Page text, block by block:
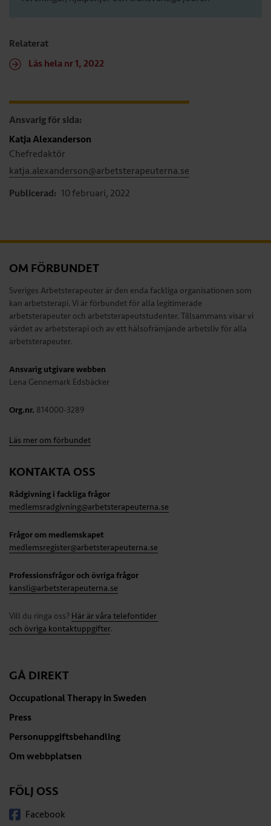
Relaterat
Läs hela nr 1, 2022
Ansvarig för sida:
Katja Alexanderson
Chefredaktör
katja.alexanderson@arbetsterapeuterna.se
Publicerad: 10 februari, 2022
OM FÖRBUNDET
Sveriges Arbetsterapeuter är den enda fackliga organisationen som
kan arbetsterapi. Vi är förbundet för alla legitimerade
arbetsterapeuter och arbetsterapeutstudenter. Tillsammans visar vi
värdet av arbetsterapi och av ett hälsofrämjande arbetsliv för alla
arbetsterapeuter.
Ansvarig utgivare webben
Lena Gennemark Edsbäcker
Org.nr. 814000-3289
Läs mer om förbundet
KONTAKTA OSS
Rådgivning i fackliga frågor
medlemsradgivning@arbetsterapeuterna.se
Frågor om medlemskapet
medlemsregister@arbetsterapeuterna.se
Professionsfrågor och övriga frågor
kansli@arbetsterapeuterna.se
Vill du ringa oss? Här är våra telefontider
och övriga kontaktuppgifter.
GÅ DIREKT
Occupational Therapy in Sweden
Press
Personuppgiftsbehandling
Om webbplatsen
FÖLJ OSS
Facebook